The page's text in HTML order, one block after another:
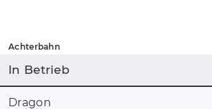
Achterbahn
In Betrieb
Dragon